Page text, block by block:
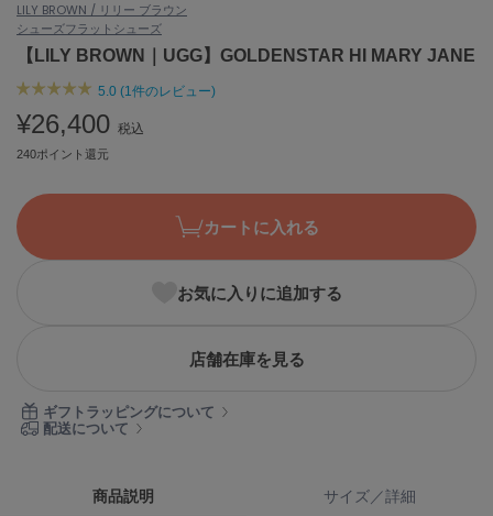
ASICS
アシックス
Ballelite
バレリット
BANDOLIER
バンドリヤー
Barbour
Calvin Klein
セルフォード
LILY BROWN / リリー ブラウン
シューズフラットシューズ
【LILY BROWN｜UGG】GOLDENSTAR HI MARY JANE
5.0 (1件のレビュー)
¥26,400 税込
240ポイント還元
カートに入れる
お気に入りに追加する
店舗在庫を見る
ギフトラッピングについて
配送について
商品説明 サイズ／詳細